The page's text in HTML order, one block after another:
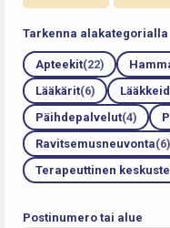
Tarkenna alakategorialla
Apteekit(22)
Lääkärit(6)
Päihdepalvelut(4)
Ravitsemusneuvonta(6)
Terapeuttinen
Postinumero tai alue